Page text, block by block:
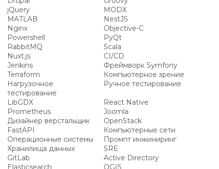
jQuery
MODX
MATLAB
NestJS
Nginx
Objective-C
Powershell
PyQt
RabbitMQ
Scala
Nuxt.js
CI/CD
Jenkins
Фреймворк Symfony
Terraform
Компьютерное зрение
Нагрузочное
тестирование
Ручное тестирование
LibGDX
React Native
Prometheus
Joomla
Дизайнер верстальщик
OpenStack
FastAPI
Компьютерные сети
Операционные системы
Промпт инжиниринг
Хранилища данных
SRE
GitLab
Active Directory
Elasticsearch
QGIS